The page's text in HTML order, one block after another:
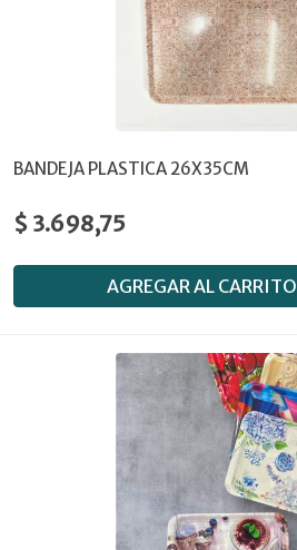
BANDEJA PLASTICA 26X35CM
$ 3.698,75
AGREGAR AL CARRITO